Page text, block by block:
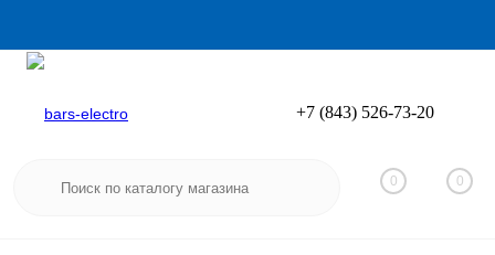
Вход
+7 (843) 526-73-20
0 0